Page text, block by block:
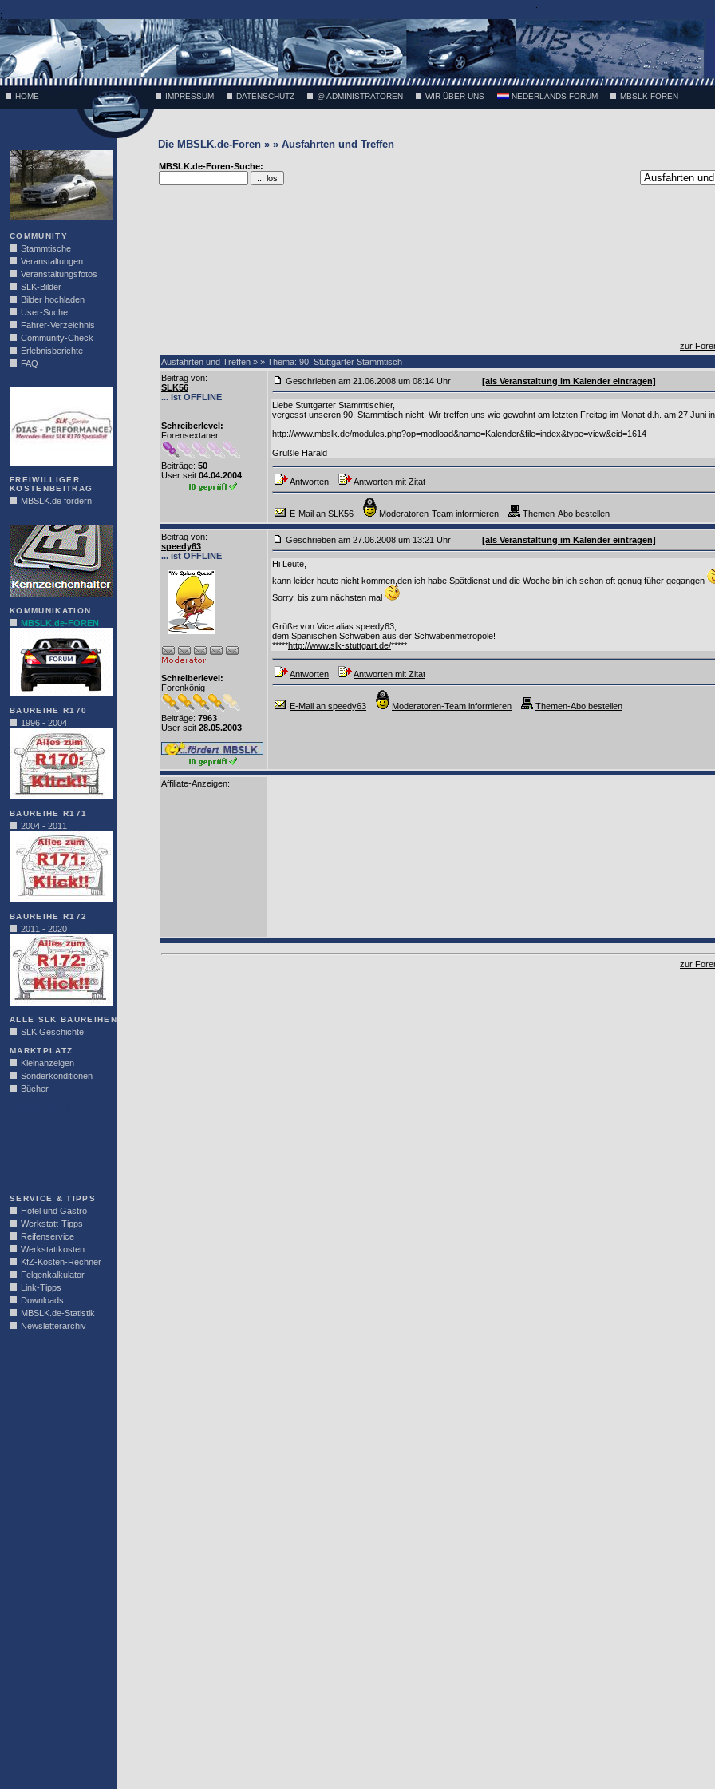
;
HOME IMPRESSUM DATENSCHUTZ @ ADMINISTRATOREN WIR ÜBER UNS NEDERLANDS FORUM MBSLK-FOREN
COMMUNITY
Stammtische
Veranstaltungen
Veranstaltungsfotos
SLK-Bilder
Bilder hochladen
User-Suche
Fahrer-Verzeichnis
Community-Check
Erlebnisberichte
FAQ
FREIWILLIGER
KOSTENBEITRAG
MBSLK.de fördern
KOMMUNIKATION
MBSLK.de-FOREN
BAUREIHE R170
1996 - 2004
BAUREIHE R171
2004 - 2011
BAUREIHE R172
2011 - 2020
ALLE SLK BAUREIHEN
SLK Geschichte
MARKTPLATZ
Kleinanzeigen
Sonderkonditionen
Bücher
SERVICE & TIPPS
Hotel und Gastro
Werkstatt-Tipps
Reifenservice
Werkstattkosten
KfZ-Kosten-Rechner
Felgenkalkulator
Link-Tipps
Downloads
MBSLK.de-Statistik
Newsletterarchiv
Die MBSLK.de-Foren » » Ausfahrten und Treffen
MBSLK.de-Foren-Suche:
zur
Ausfahrten und Treffen » » Thema: 90. Stuttgarter Stammtisch
Beitrag von:
SLK56
... ist OFFLINE
Schreiberlevel:
Forensextaner
Beiträge: 50
User seit 04.04.2004
Geschrieben am 21.06.2008 um 08:14 Uhr [als Veranstaltung im Kalender eintragen]
Liebe Stuttgarter Stammtischler,
vergesst unseren 90. Stammtisch nicht. Wir treffen uns wie gewohnt am letzten Freitag im Monat d.h. am 27.Juni
http://www.mbslk.de/modules.php?op=modload&name=Kalender&file=index&type=view&eid=1614
Grüßle Harald
Antworten Antworten mit Zitat
E-Mail an SLK56 Moderatoren-Team informieren Themen-Abo bestellen
Beitrag von:
speedy63
... ist OFFLINE
Schreiberlevel:
Forenkönig
Beiträge: 7963
User seit 28.05.2003
Geschrieben am 27.06.2008 um 13:21 Uhr [als Veranstaltung im Kalender eintragen]
Hi Leute,
kann leider heute nicht kommen,den ich habe Spätdienst und die Woche bin ich schon oft genug füher gegangen
Sorry, bis zum nächsten mal
--
Grüße von Vice alias speedy63,
dem Spanischen Schwaben aus der Schwabenmetropole!
*****http://www.slk-stuttgart.de/*****
Antworten Antworten mit Zitat
E-Mail an speedy63 Moderatoren-Team informieren Themen-Abo bestellen
Affiliate-Anzeigen:
zur